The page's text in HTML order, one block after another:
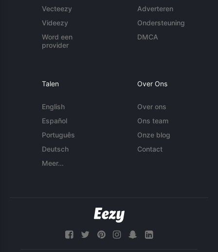
Vecteezy
Videezy
Word een
provider
Adverteren
Ondersteuning
DMCA
Talen
English
Español
Português
Deutsch
Meer...
Over Ons
Over ons
Ons team
Onze blog
Contact